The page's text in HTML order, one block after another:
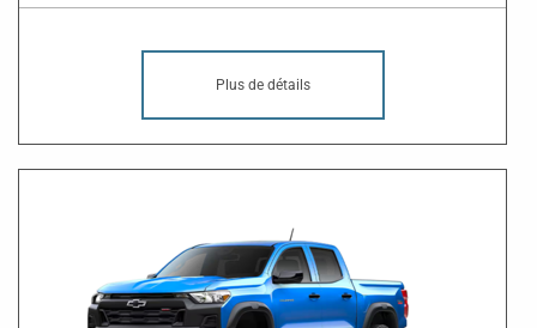
Plus de détails